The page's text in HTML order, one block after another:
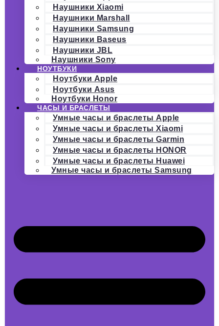
Наушники Xiaomi
Наушники Marshall
Наушники Samsung
Наушники Baseus
Наушники JBL
Наушники Sony
НОУТБУКИ
Ноутбуки Apple
Ноутбуки Asus
Ноутбуки Honor
ЧАСЫ И БРАСЛЕТЫ
Умные часы и браслеты Apple
Умные часы и браслеты Xiaomi
Умные часы и браслеты Garmin
Умные часы и браслеты HONOR
Умные часы и браслеты Huawei
Умные часы и браслеты Samsung